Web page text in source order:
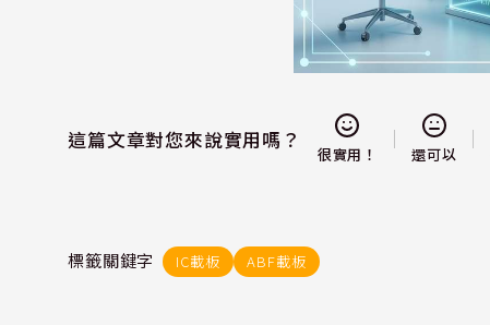
這篇文章對您來說實用嗎？
很實用！ 還可以
標籤關鍵字 IC載板 ABF載板